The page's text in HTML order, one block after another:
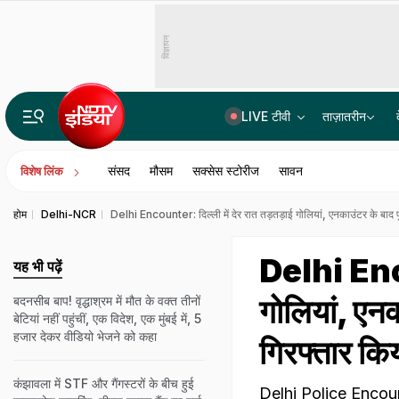
विज्ञापन
LIVE टीवी ताज़ातरीन
विशेष लिंक संसद मौसम सक्सेस स्टोरीज सावन
होम Delhi-NCR Delhi Encounter: दिल्ली में देर रात तड़तड़ाई गोलियां, एनकाउंटर के बाद
Delhi
गोलियां,
गिरफ्तार
Delhi Police
यह भी पढ़ें
बदनसीब बाप! वृद्धाश्रम में मौत के वक्त तीनों
बेटियां नहीं पहुंचीं, एक विदेश, एक मुंबई में, 5
हजार देकर वीडियो भेजने को कहा
कंझावला में STF और गैंगस्टरों के बीच हुई